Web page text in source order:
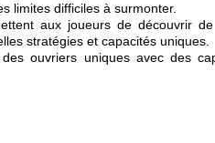
limites difficiles à surmonter.
aux joueurs de découvrir
stratégies et capacités uniques.
ouvriers uniques avec des